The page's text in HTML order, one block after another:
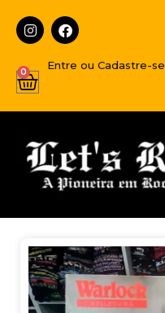
Entre ou Cadastre-se
0